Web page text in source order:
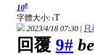
10#
字體大小: tT
2023/4/18 07:30 | 只
回覆 9#